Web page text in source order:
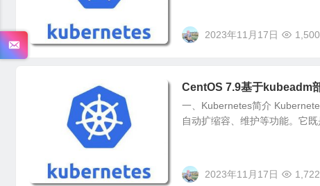
2023年11月17日 1,500
CentOS 7.9基于kubeadm
一、Kubernetes简介
自动扩缩容、维护等功能。它
2023年11月17日 1,722